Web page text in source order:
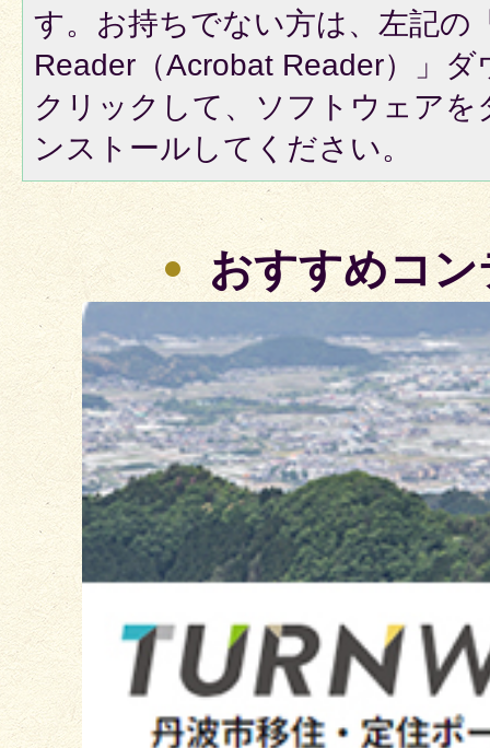
す。お持ちでない方は、左記の
Reader（Acrobat Reader）」
クリックして、ソフトウェア
ンストールしてください。
おすすめコ
2
枚
目
の
ス